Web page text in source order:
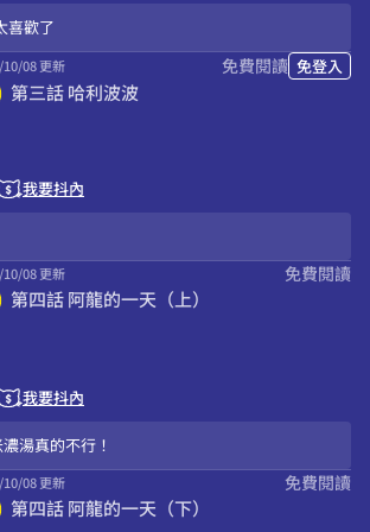
傳說！
麵也會特別好吃嗎
慈善了吧好便宜
喜歡了
歡RRRRRR
叫我帥哥ㄟ
歡了
10/08 更新 免費閱讀 免登入
第三話 哈利波波
我要抖內
簡單QQ
又哭又笑ww
10/08 更新 免費閱讀
第四話 阿龍的一天（上）
我要抖內
湯真的不行！
絲，早餐必吃!!!
10/08 更新 免費閱讀
第四話 阿龍的一天（下）